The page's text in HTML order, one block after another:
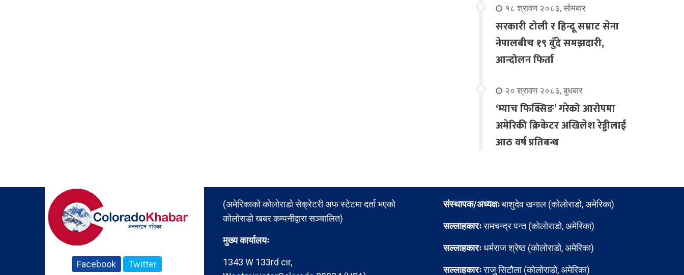
१८ श्रावण २०८३, सोमबार
सरकारी टोली र हिन्दू सम्राट सेना
नेपालबीच १९ बुँदे समझदारी,
आन्दोलन फिर्ता
२० श्रावण २०८३, बुधबार
‘म्याच फिक्सिङ’ गरेको आरोपमा
अमेरिकी क्रिकेटर अखिलेश रेड्डीलाई
आठ वर्ष प्रतिबन्ध
Facebook Twitter
(अमेरिकाको कोलोराडो सेक्रेटरी अफ स्टेटमा दर्ता भएको
कोलोराडो खबर कम्पनीद्वारा सञ्चालित)
मुख्य कार्यालयः
1343 W 133rd cir,
संस्थापक/अध्यक्षःबाशुदेव खनाल (कोलोराडो, अमेरिका)
सल्लाहकारःरामचन्द्र पन्त (कोलोराडो, अमेरिका)
सल्लाहकारःधर्मराज श्रेष्ठ (कोलोराडो, अमेरिका)
सल्लाहकारःराजु सिटौला (कोलोराडो, अमेरिका)